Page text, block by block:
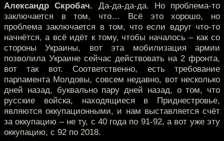
Александр Скробач. Да-да-да-да. Но проблема-то
заключается в том, что… Всё это хорошо, но
проблема заключается в том, что если вдруг что-то
начнётся, а всё идёт к тому, чтобы началось – как со
стороны Украины, вот эта мобилизация армии
позволила Украине сейчас действовать на 2 фронта,
вот так вот. Соответственно, есть требование
парламента Молдовы, совсем недавно, вот несколько
дней назад, буквально пару дней назад, о том, что
русские войска, находящиеся в Приднестровье,
являются оккупационными, и нам выставляется счёт
за оккупацию – не ту, с 40 года по 91-92, а вот уже эту
оккупацию, с 92 по 2018.